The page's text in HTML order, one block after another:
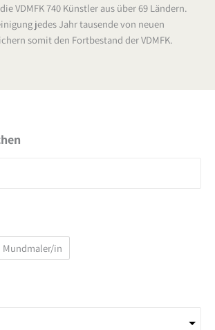
VDMFK 740 Künstler aus über 69 Ländern.
jedes Jahr tausende von neuen
somit den Fortbestand der VDMFK.
Mundmaler/in